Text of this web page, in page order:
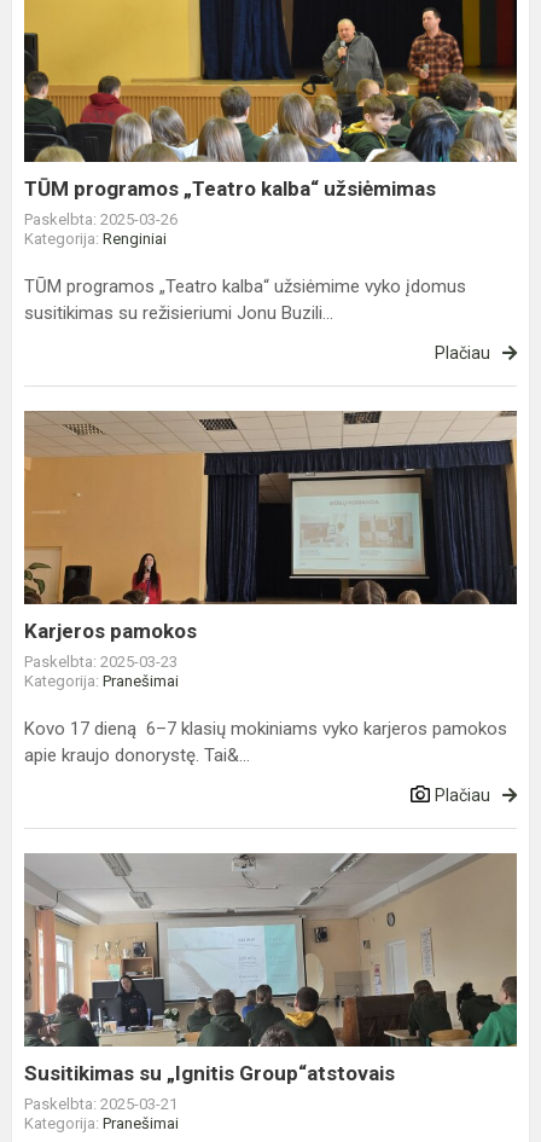
„Teatro
kalba“
užsiėmimas
TŪM programos „Teatro kalba“ užsiėmimas
Paskelbta: 2025-03-26
Kategorija: Renginiai
TŪM programos „Teatro kalba“ užsiėmime vyko įdomus
susitikimas su režisieriumi Jonu Buzili...
Plačiau
Karjeros
pamokos
Karjeros pamokos
Paskelbta: 2025-03-23
Kategorija: Pranešimai
Kovo 17 dieną 6–7 klasių mokiniams vyko karjeros pamokos
apie kraujo donorystę. Tai&...
Plačiau
Susitikimas
su
„Ignitis
Group“atstovais
Susitikimas su „Ignitis Group“atstovais
Paskelbta: 2025-03-21
Kategorija: Pranešimai